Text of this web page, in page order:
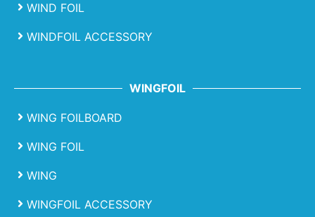
WIND FOIL
WINDFOIL ACCESSORY
WINGFOIL
WING FOILBOARD
WING FOIL
WING
WINGFOIL ACCESSORY